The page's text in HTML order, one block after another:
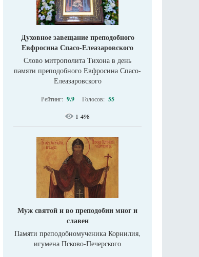
Духовное завещание преподобного
Евфросина Спасо-Елеазаровского
Слово митрополита Тихона в день
памяти преподобного Евфросина Спасо-
Елеазаровского
Рейтинг: 9.9 Голосов: 55
1 498
Муж святой и во преподобии мног и
славен
Памяти преподобномученика Корнилия,
игумена Псково-Печерского